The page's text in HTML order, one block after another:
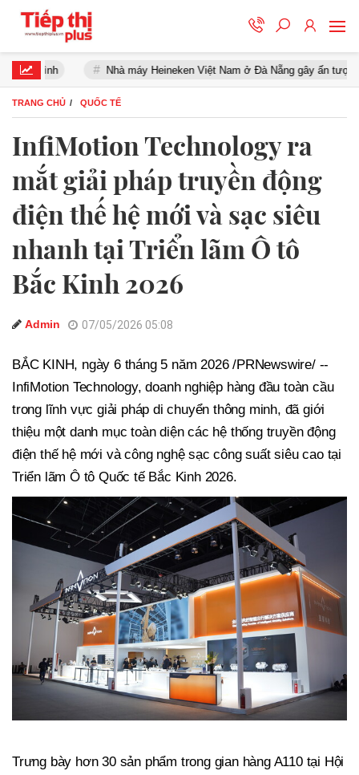
Nhà máy Heineken Việt Nam ở Đà Nẵng gây ấn tượng với đối
TRANG CHỦ QUỐC TẾ
InfiMotion Technology ra
mắt giải pháp truyền động
điện thế hệ mới và sạc siêu
nhanh tại Triển lãm Ô tô
Bắc Kinh 2026
Admin 07/05/2026 05:08
BẮC KINH, ngày 6 tháng 5 năm 2026 /PRNewswire/ --
InfiMotion Technology, doanh nghiệp hàng đầu toàn cầu
trong lĩnh vực giải pháp di chuyển thông minh, đã giới
thiệu một danh mục toàn diện các hệ thống truyền động
điện thế hệ mới và công nghệ sạc công suất siêu cao tại
Triển lãm Ô tô Quốc tế Bắc Kinh 2026.
Trưng bày hơn 30 sản phẩm trong gian hàng A110 tại Hội